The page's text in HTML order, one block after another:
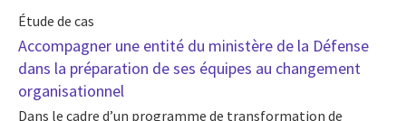
Étude de cas
Accompagner une entité du ministère de la Défense
dans la préparation de ses équipes au changement
organisationnel
Dans le cadre d’un programme de transformation de